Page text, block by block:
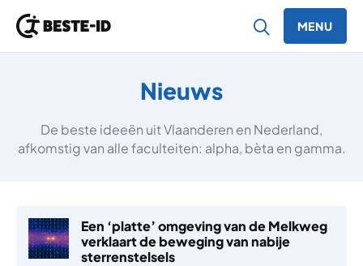
MENU
Nieuws
De beste ideeën uit Vlaanderen en Nederland,
afkomstig van alle faculteiten: alpha, bèta en gamma.
Een ‘platte’ omgeving van de Melkweg
verklaart de beweging van nabije
sterrenstelsels